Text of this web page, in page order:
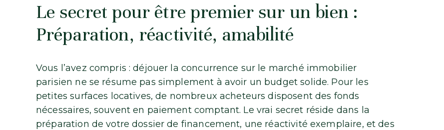
Le secret pour être premier sur un bien :
Préparation, réactivité, amabilité
Vous l’avez compris : déjouer la concurrence sur le marché immobilier
parisien ne se résume pas simplement à avoir un budget solide. Pour les
petites surfaces locatives, de nombreux acheteurs disposent des fonds
nécessaires, souvent en paiement comptant. Le vrai secret réside dans la
préparation de votre dossier de financement, une réactivité exemplaire, et des